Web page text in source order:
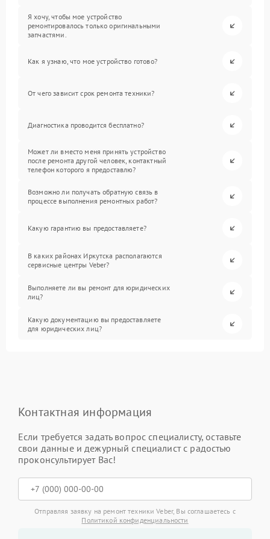
Я хочу, чтобы мое устройство
ремонтировалось только оригинальными
запчастями.
Как я узнаю, что мое устройство готово?
От чего зависит срок ремонта техники?
Диагностика проводится бесплатно?
Может ли вместо меня принять устройство
после ремонта другой человек, контактный
телефон которого я предоставлю?
Возможно ли получать обратную связь в
процессе выполнения ремонтных работ?
Какую гарантию вы предоставляете?
В каких районах Иркутска располагаются
сервисные центры Veber?
Выполняете ли вы ремонт для юридических
лиц?
Какую документацию вы предоставляете
для юридических лиц?
Контактная информация
Если требуется задать вопрос специалисту, оставьте
свои данные и дежурный специалист с радостью
проконсультирует Вас!
Отправляя заявку на ремонт техники Veber, Вы соглашаетесь с
Политикой конфиденциальности